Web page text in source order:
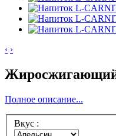
‹ ›
Жиросжигающий
Полное описание...
Вкус :